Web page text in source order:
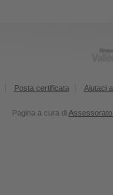
Posta certificata Aiutaci
Pagina a cura di